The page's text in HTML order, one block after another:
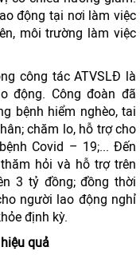
động tại nơi làm việc
môi trường làm việc
công tác ATVSLĐ là
động. Công đoàn đã
bệnh hiểm nghèo, tai
chăm lo, hỗ trợ cho
Covid – 19;... Đến
hỏi và hỗ trợ trên
3 tỷ đồng; đồng thời
người lao động nghỉ
định kỳ.
quả